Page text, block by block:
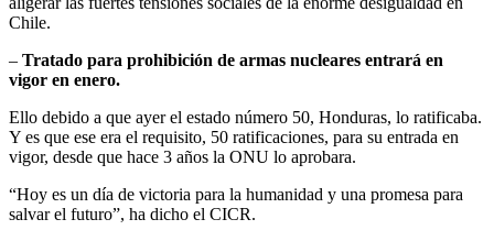
Chile.
– Tratado para prohibición de armas nucleares entrará en
vigor en enero.
Ello debido a que ayer el estado número 50, Honduras, lo ratificaba.
Y es que ese era el requisito, 50 ratificaciones, para su entrada en
vigor, desde que hace 3 años la ONU lo aprobara.
“Hoy es un día de victoria para la humanidad y una promesa para
salvar el futuro”, ha dicho el CICR.